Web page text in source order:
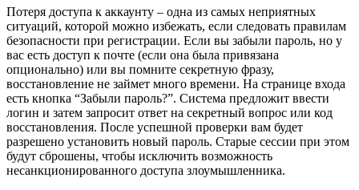
Потеря доступа к аккаунту – одна из самых неприятных
ситуаций, которой можно избежать, если следовать правилам
безопасности при регистрации. Если вы забыли пароль, но у
вас есть доступ к почте (если она была привязана
опционально) или вы помните секретную фразу,
восстановление не займет много времени. На странице входа
есть кнопка “Забыли пароль?”. Система предложит ввести
логин и затем запросит ответ на секретный вопрос или код
восстановления. После успешной проверки вам будет
разрешено установить новый пароль. Старые сессии при этом
будут сброшены, чтобы исключить возможность
несанкционированного доступа злоумышленника.